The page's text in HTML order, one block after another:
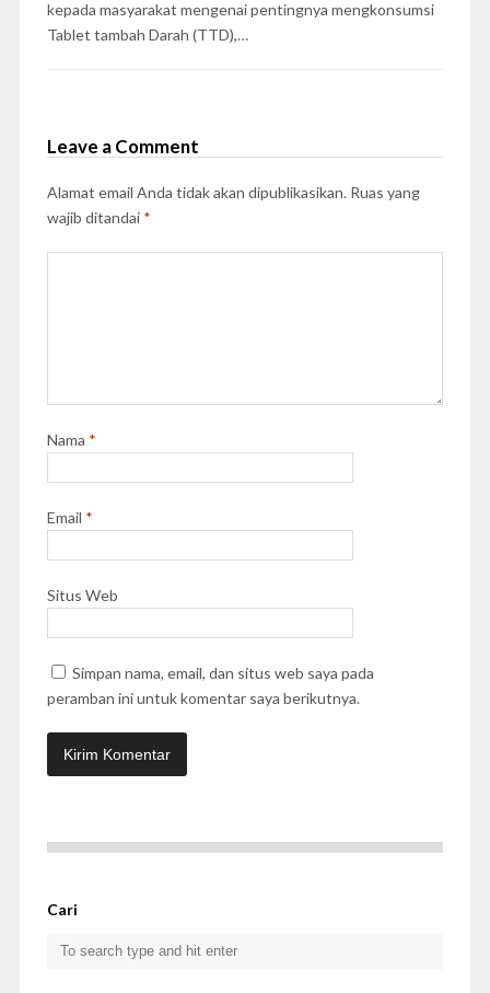
kepada masyarakat mengenai pentingnya mengkonsumsi
Tablet tambah Darah (TTD),…
Leave a Comment
Alamat email Anda tidak akan dipublikasikan. Ruas yang
wajib ditandai *
Nama *
Email *
Situs Web
Simpan nama, email, dan situs web saya pada
peramban ini untuk komentar saya berikutnya.
Cari